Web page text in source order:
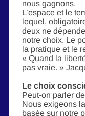
nous gagnons.
L’espace et le
lequel,
deux ne
notre choix. Le
la pratique et le
« Quand la
pas vraie. »
Le choix
Peut-on parler
Nous exigeons
basée sur notre